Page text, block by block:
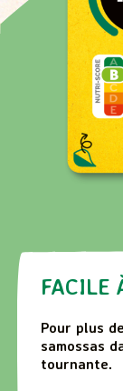
FACILE
Pour plus
samossas
tournante.